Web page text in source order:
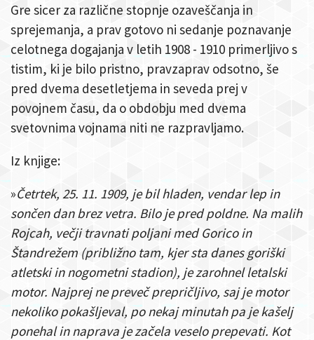
Gre sicer za različne stopnje ozaveščanja in
sprejemanja, a prav gotovo ni sedanje poznavanje
celotnega dogajanja v letih 1908 - 1910 primerljivo s
tistim, ki je bilo pristno, pravzaprav odsotno, še
pred dvema desetletjema in seveda prej v
povojnem času, da o obdobju med dvema
svetovnima vojnama niti ne razpravljamo.
Iz knjige:
»Četrtek, 25. 11. 1909, je bil hladen, vendar lep in
sončen dan brez vetra. Bilo je pred poldne. Na malih
Rojcah, večji travnati poljani med Gorico in
Štandrežem (približno tam, kjer sta danes goriški
atletski in nogometni stadion), je zarohnel letalski
motor. Najprej ne preveč prepričljivo, saj je motor
nekoliko pokašljeval, po nekaj minutah pa je kašelj
ponehal in naprava je začela veselo prepevati. Kot